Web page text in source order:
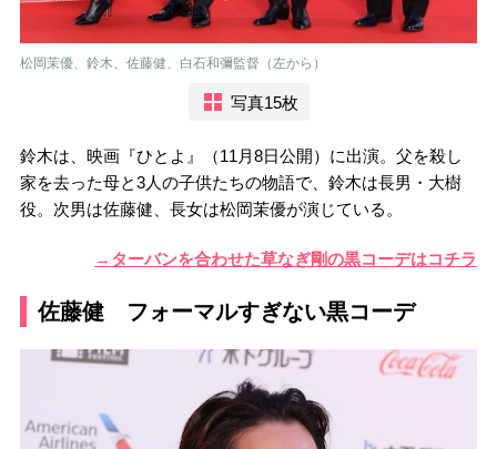
松岡茉優、鈴木、佐藤健、白石和彌監督（左から）
写真15枚
鈴木は、映画『ひとよ』（11月8日公開）に出演。父を殺し
家を去った母と3人の子供たちの物語で、鈴木は長男・大樹
役。次男は佐藤健、長女は松岡茉優が演じている。
→ターバンを合わせた草なぎ剛の黒コーデはコチラ
佐藤健 フォーマルすぎない黒コーデ